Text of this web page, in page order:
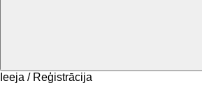
Ieeja / Reģistrācija